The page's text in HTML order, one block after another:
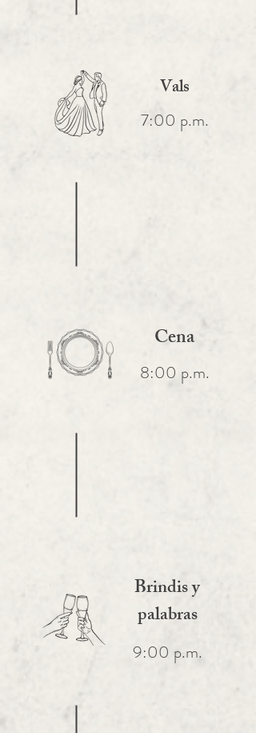
Vals
7:00 p.m.
Cena
8:00 p.m.
Brindis y
palabras
9:00 p.m.